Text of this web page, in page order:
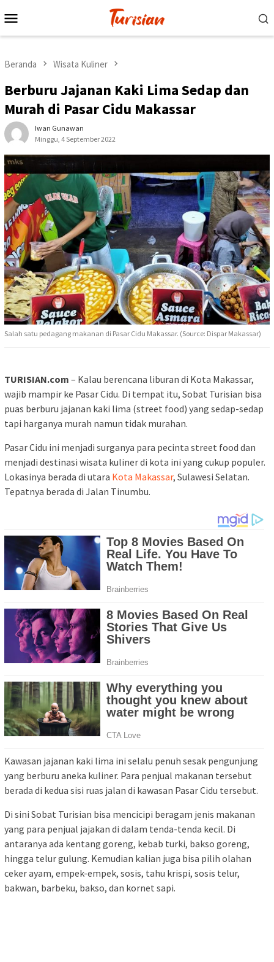
ke
Mobile
Beranda Wisata Kuliner
Berburu Jajanan Kaki Lima Sedap dan
Murah di Pasar Cidu Makassar
Iwan Gunawan
Minggu, 4 September 2022
Salah satu pedagang makanan di Pasar Cidu Makassar. (Source: Dispar Makassar)
TURISIAN.com – Kalau berencana liburan di Kota Makassar,
wajib mampir ke Pasar Cidu. Di tempat itu, Sobat Turisian bisa
puas berburu jajanan kaki lima (street food) yang sedap-sedap
tapi harganya murah namun tidak murahan.
Pasar Cidu ini menjadi surganya para pecinta street food dan
menjadi destinasi wisata kuliner di kota ini yang cukup populer.
Lokasinya berada di utara Kota Makassar, Sulawesi Selatan.
Tepatnya berada di Jalan Tinumbu.
Kawasan jajanan kaki lima ini selalu penuh sesak pengunjung
yang berburu aneka kuliner. Para penjual makanan tersebut
berada di kedua sisi ruas jalan di kawasan Pasar Cidu tersebut.
Di sini Sobat Turisian bisa mencicipi beragam jenis makanan
yang para penjual jajakan di dalam tenda-tenda kecil. Di
antaranya ada kentang goreng, kebab turki, bakso goreng,
hingga telur gulung. Kemudian kalian juga bisa pilih olahan
ceker ayam, empek-empek, sosis, tahu krispi, sosis telur,
bakwan, barbeku, bakso, dan kornet sapi.